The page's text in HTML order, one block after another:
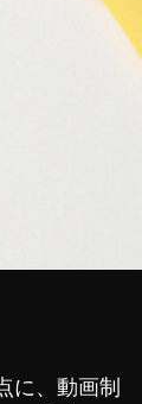
に、動画制